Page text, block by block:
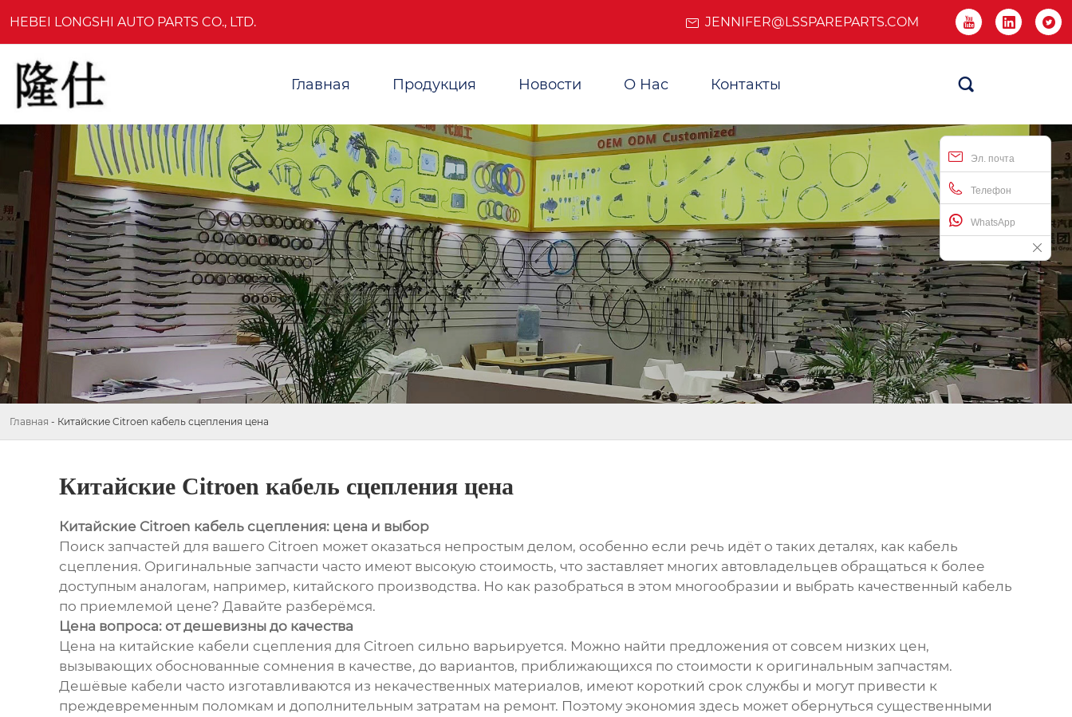
HEBEI LONGSHI AUTO PARTS CO., LTD. JENNIFER@LSSPAREPARTS.COM   
Главная Продукция Новости О Нас Контакты 
Эл. почта
Телефон
WhatsApp
Главная - Китайские Citroen кабель сцепления цена
Китайские Citroen кабель сцепления цена
Китайские Citroen кабель сцепления: цена и выбор
Поиск запчастей для вашего Citroen может оказаться непростым делом, особенно если речь идёт о таких деталях, как кабель
сцепления. Оригинальные запчасти часто имеют высокую стоимость, что заставляет многих автовладельцев обращаться к более
доступным аналогам, например, китайского производства. Но как разобраться в этом многообразии и выбрать качественный кабель
по приемлемой цене? Давайте разберёмся.
Цена вопроса: от дешевизны до качества
Цена на китайские кабели сцепления для Citroen сильно варьируется. Можно найти предложения от совсем низких цен,
вызывающих обоснованные сомнения в качестве, до вариантов, приближающихся по стоимости к оригинальным запчастям.
Дешёвые кабели часто изготавливаются из некачественных материалов, имеют короткий срок службы и могут привести к
преждевременным поломкам и дополнительным затратам на ремонт. Поэтому экономия здесь может обернуться существенными